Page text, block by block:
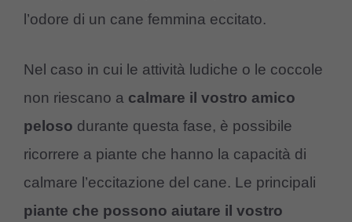
l’odore di un cane femmina eccitato.
Nel caso in cui le attività ludiche o le coccole
non riescano a calmare il vostro amico
peloso durante questa fase, è possibile
ricorrere a piante che hanno la capacità di
calmare l’eccitazione del cane. Le principali
piante che possono aiutare il vostro